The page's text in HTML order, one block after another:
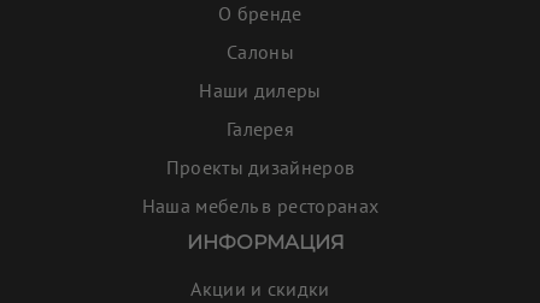
О бренде
Салоны
Наши дилеры
Галерея
Проекты дизайнеров
Наша мебель в ресторанах
ИНФОРМАЦИЯ
Акции и скидки